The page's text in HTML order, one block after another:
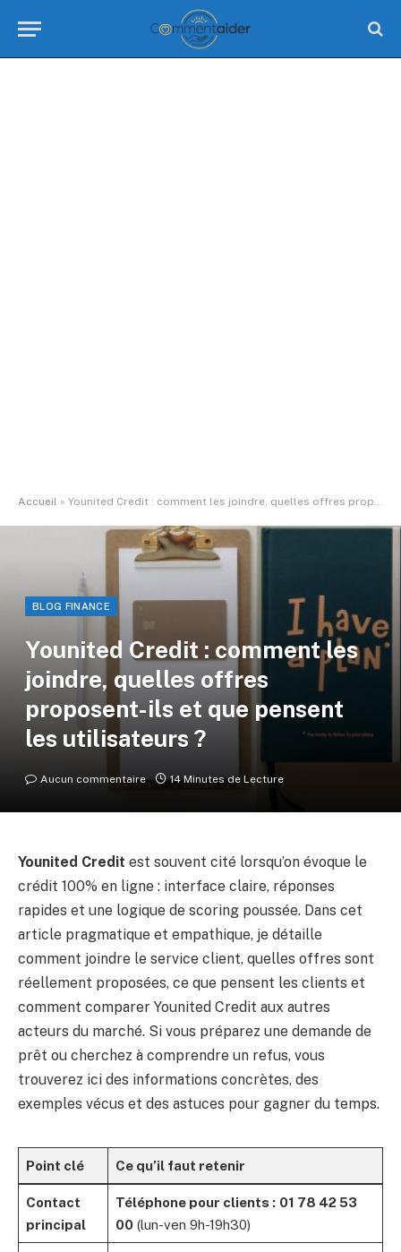
Accueil » Younited Credit : comment les joindre, quelles offres proposent-ils et que pensent les utilisateurs ?
BLOG FINANCE
Younited Credit : comment les
joindre, quelles offres
proposent-ils et que pensent
les utilisateurs ?
Aucun commentaire 14 Minutes de Lecture
Younited Credit est souvent cité lorsqu’on évoque le
crédit 100% en ligne : interface claire, réponses
rapides et une logique de scoring poussée. Dans cet
article pragmatique et empathique, je détaille
comment joindre le service client, quelles offres sont
réellement proposées, ce que pensent les clients et
comment comparer Younited Credit aux autres
acteurs du marché. Si vous préparez une demande de
prêt ou cherchez à comprendre un refus, vous
trouverez ici des informations concrètes, des
exemples vécus et des astuces pour gagner du temps.
Point clé Ce qu’il faut retenir
Contact
principal
Téléphone pour clients : 01 78 42 53
00(lun-ven 9h-19h30)